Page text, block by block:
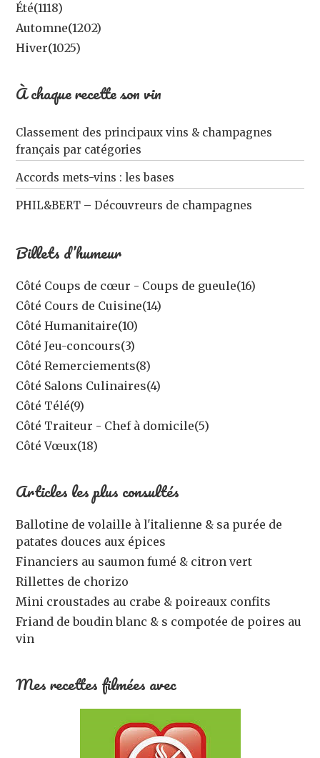
Été(1118)
Automne(1202)
Hiver(1025)
À chaque recette son vin
Classement des principaux vins & champagnes
français par catégories
Accords mets-vins : les bases
PHIL&BERT – Découvreurs de champagnes
Billets d’humeur
Côté Coups de cœur - Coups de gueule(16)
Côté Cours de Cuisine(14)
Côté Humanitaire(10)
Côté Jeu-concours(3)
Côté Remerciements(8)
Côté Salons Culinaires(4)
Côté Télé(9)
Côté Traiteur - Chef à domicile(5)
Côté Vœux(18)
Articles les plus consultés
Ballotine de volaille à l'italienne & sa purée de
patates douces aux épices
Financiers au saumon fumé & citron vert
Rillettes de chorizo
Mini croustades au crabe & poireaux confits
Friand de boudin blanc & s compotée de poires au
vin
Mes recettes filmées avec